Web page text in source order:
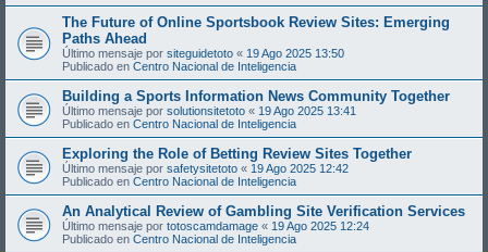
The Future of Online Sportsbook Review Sites: Emerging
Paths Ahead
Último mensaje por siteguidetoto « 19 Ago 2025 13:50
Publicado en Centro Nacional de Inteligencia
Building a Sports Information News Community Together
Último mensaje por solutionsitetoto « 19 Ago 2025 13:41
Publicado en Centro Nacional de Inteligencia
Exploring the Role of Betting Review Sites Together
Último mensaje por safetysitetoto « 19 Ago 2025 12:42
Publicado en Centro Nacional de Inteligencia
An Analytical Review of Gambling Site Verification Services
Último mensaje por totoscamdamage « 19 Ago 2025 12:24
Publicado en Centro Nacional de Inteligencia